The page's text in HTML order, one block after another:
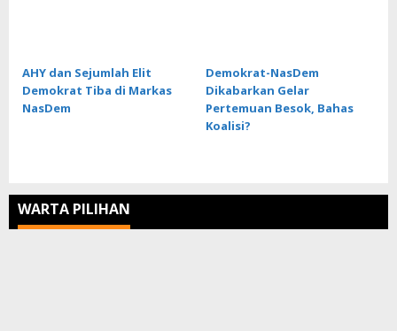
AHY dan Sejumlah Elit
Demokrat Tiba di Markas
NasDem
Demokrat-NasDem
Dikabarkan Gelar
Pertemuan Besok, Bahas
Koalisi?
WARTA PILIHAN